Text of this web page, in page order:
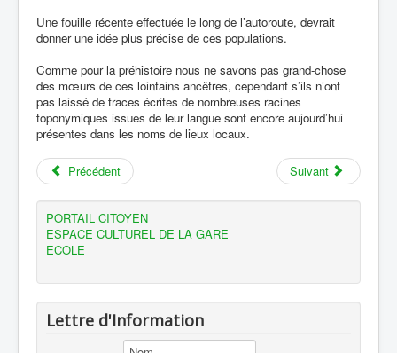
Une fouille récente effectuée le long de l’autoroute, devrait
donner une idée plus précise de ces populations.
Comme pour la préhistoire nous ne savons pas grand-chose
des mœurs de ces lointains ancêtres, cependant s’ils n’ont
pas laissé de traces écrites de nombreuses racines
toponymiques issues de leur langue sont encore aujourd’hui
présentes dans les noms de lieux locaux.
Précédent Suivant
PORTAIL CITOYEN
ESPACE CULTUREL DE LA GARE
ECOLE
Lettre d'Information